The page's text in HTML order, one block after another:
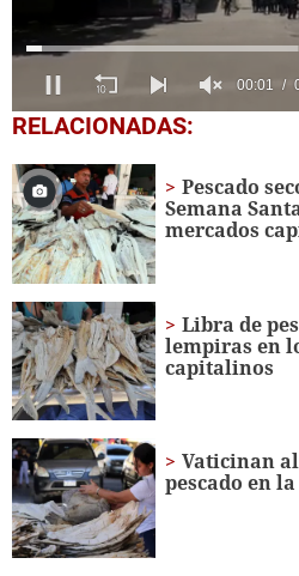
0
seconds
49
seconds
RELACIONADAS:
Pescado
Semana
mercados
Libra de
lempiras en
capitalinos
Vaticinan
pescado en